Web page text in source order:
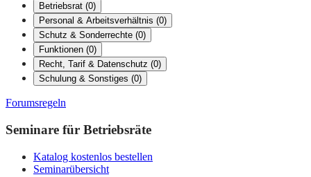
Betriebsrat (0)
Personal & Arbeitsverhältnis (0)
Schutz & Sonderrechte (0)
Funktionen (0)
Recht, Tarif & Datenschutz (0)
Schulung & Sonstiges (0)
Forumsregeln
Seminare für Betriebsräte
Katalog kostenlos bestellen
Seminarübersicht